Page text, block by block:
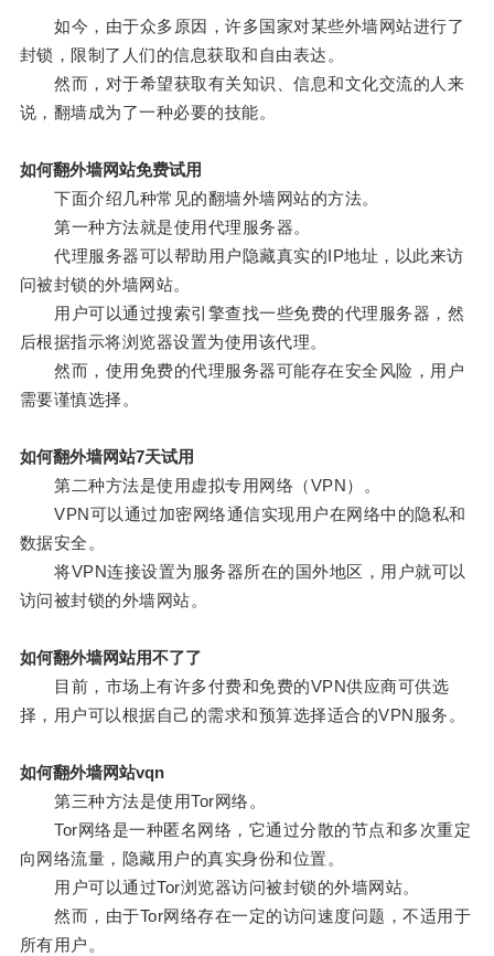
如今，由于众多原因，许多国家对某些外墙网站进行了
封锁，限制了人们的信息获取和自由表达。
然而，对于希望获取有关知识、信息和文化交流的人来
说，翻墙成为了一种必要的技能。
如何翻外墙网站免费试用
下面介绍几种常见的翻墙外墙网站的方法。
第一种方法就是使用代理服务器。
代理服务器可以帮助用户隐藏真实的IP地址，以此来访
问被封锁的外墙网站。
用户可以通过搜索引擎查找一些免费的代理服务器，然
后根据指示将浏览器设置为使用该代理。
然而，使用免费的代理服务器可能存在安全风险，用户
需要谨慎选择。
如何翻外墙网站7天试用
第二种方法是使用虚拟专用网络（VPN）。
VPN可以通过加密网络通信实现用户在网络中的隐私和
数据安全。
将VPN连接设置为服务器所在的国外地区，用户就可以
访问被封锁的外墙网站。
如何翻外墙网站用不了了
目前，市场上有许多付费和免费的VPN供应商可供选
择，用户可以根据自己的需求和预算选择适合的VPN服务。
如何翻外墙网站vqn
第三种方法是使用Tor网络。
Tor网络是一种匿名网络，它通过分散的节点和多次重定
向网络流量，隐藏用户的真实身份和位置。
用户可以通过Tor浏览器访问被封锁的外墙网站。
然而，由于Tor网络存在一定的访问速度问题，不适用于
所有用户。